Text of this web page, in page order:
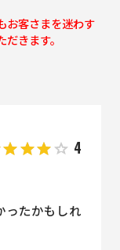
お客さまを迷わす
きます。
4
ったかもしれ